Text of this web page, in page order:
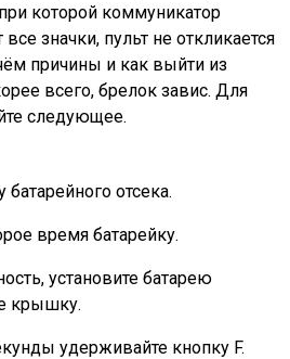
которой коммуникатор
значки, пульт не откликается
причины и как выйти из
всего, брелок завис. Для
следующее.
отсека.
время батарейку.
установите батарею
крышку.
удерживайте кнопку F.